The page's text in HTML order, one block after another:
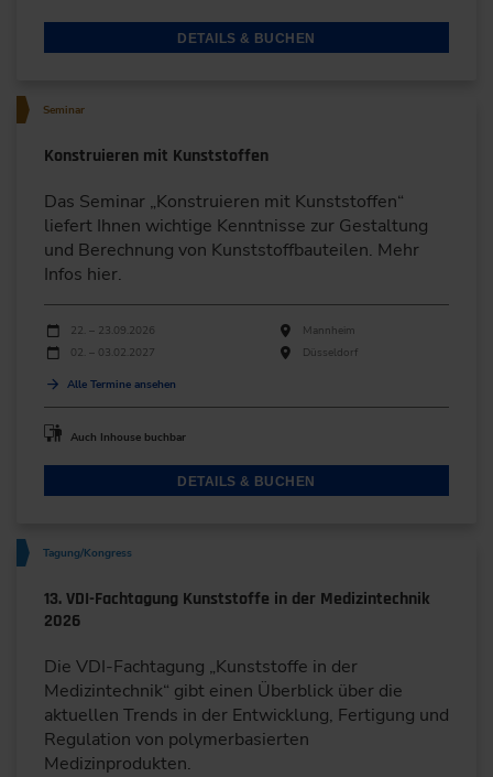
DETAILS & BUCHEN
Seminar
Konstruieren mit Kunststoffen
Das Seminar „Konstruieren mit Kunststoffen“
liefert Ihnen wichtige Kenntnisse zur Gestaltung
und Berechnung von Kunststoffbauteilen. Mehr
Infos hier.
Durchführungen
Veranstaltungsdatum
22. – 23.09.2026
Mannheim
02. – 03.02.2027
Düsseldorf
Alle Termine ansehen
Auch Inhouse buchbar
DETAILS & BUCHEN
Tagung/Kongress
13. VDI-Fachtagung Kunststoffe in der Medizintechnik
2026
Die VDI-Fachtagung „Kunststoffe in der
Medizintechnik“ gibt einen Überblick über die
aktuellen Trends in der Entwicklung, Fertigung und
Regulation von polymerbasierten
Medizinprodukten.